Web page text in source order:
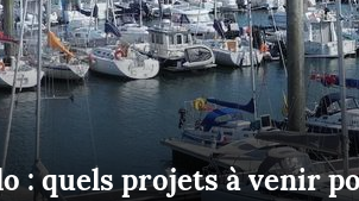
: quels projets à venir